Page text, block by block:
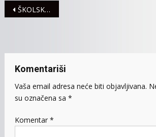
Navigacija
ŠKOLSKA SLAVA SVETI SAVA OVE GODINE OBELEŽENA SKROMNIJE
Komentariši
Vaša email adresa neće biti objavljivana.
su označena sa *
Komentar *